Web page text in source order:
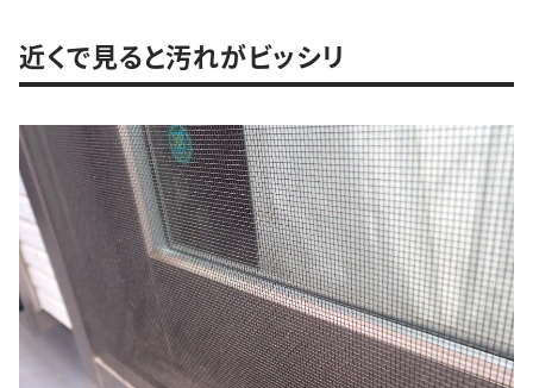
近くで見ると汚れがビッシリ